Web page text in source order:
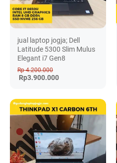
jual laptop jogja; Dell
Latitude 5300 Slim Mulus
Elegant i7 Gen8
Rp 4.200.000
Rp3.900.000